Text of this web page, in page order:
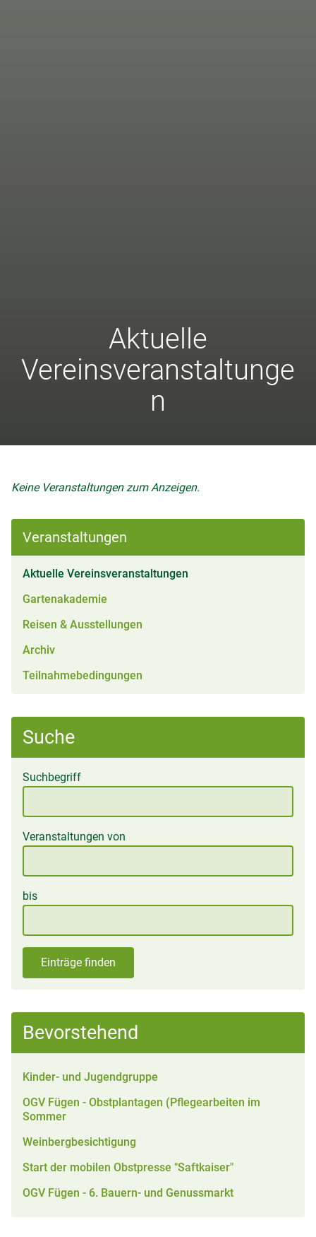
Aktuelle
Vereinsveranstaltunge
n
Veranstaltungen
Aktuelle Vereinsveranstaltungen
Gartenakademie
Reisen & Ausstellungen
Archiv
Teilnahmebedingungen
Suche
Suchbegriff
Veranstaltungen von
bis
Einträge finden
Bevorstehend
Kinder- und Jugendgruppe
OGV Fügen - Obstplantagen (Pflegearbeiten im
Sommer
Weinbergbesichtigung
Start der mobilen Obstpresse "Saftkaiser"
OGV Fügen - 6. Bauern- und Genussmarkt
Keine Veranstaltungen zum Anzeigen.